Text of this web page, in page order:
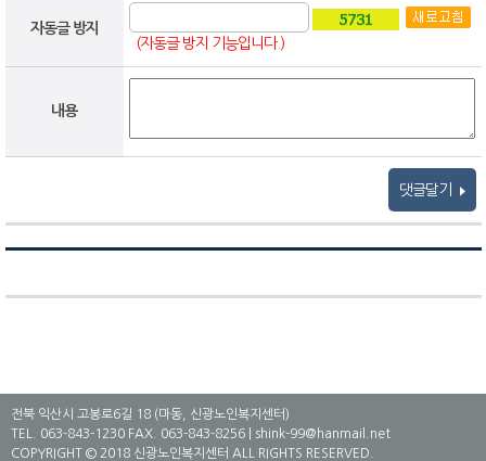
자동글 방지
(자동글 방지 기능입니다.)
내용
댓글달기
전북 익산시 고봉로6길 18 (마동, 신광노인복지센터)
TEL. 063-843-1230 FAX. 063-843-8256 | shink-99@hanmail.net
COPYRIGHT © 2018 신광노인복지센터 ALL RIGHTS RESERVED.